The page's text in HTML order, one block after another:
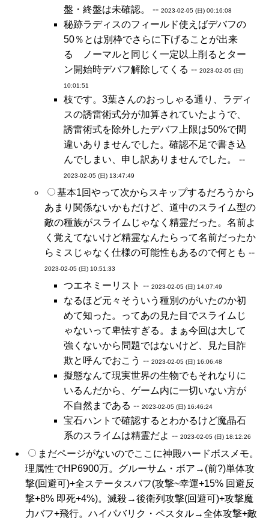
盤・終盤は未確認。 -- 2023-02-05 (日) 00:16:08
秘跡ラディスのフィールド使えばデバフの
50％とは別枠でさらに下げることが出来
る ノーマルと同じく一定以上削るとター
ン開始時デバフ解除してくる -- 2023-02-05 (日)
10:01:51
枝です。3葉さんのおっしゃる通り、ラディ
スの誘雷術式分が加算されていたようで、
誘雷術式を除外したデバフ上限は50%で間
違いありませんでした。確認不足で書き込
んでしまい、申し訳ありませんでした。 --
2023-02-05 (日) 13:47:49
基本1回やって次からスキップするだろうから
あまり関係ないかもだけど、道中のスライム型の
敵の種族がスライムじゃなく精霊だった。名前よ
く覚えてないけど精霊なんたらって名前だったか
らミスじゃなく仕様の可能性もあるので何とも --
2023-02-05 (日) 10:51:33
つエネミーリスト -- 2023-02-05 (日) 14:07:49
なるほど元々そういう種別のがいたのか初
めて知った。ってあの見た目でスライムじ
ゃないって卑怯すぎる。まぁ今回は大して
強くないから問題ではないけど、見た目詐
欺と呼んでおこう -- 2023-02-05 (日) 16:06:48
擬態なんて現実世界の生物でもそれなりに
いるんだから、ゲーム内に一切いない方が
不自然まである -- 2023-02-05 (日) 16:46:24
宝石ハントで確認するとわかるけど魔晶石
系のスライムは精霊だよ -- 2023-02-05 (日) 18:12:26
まだページがないのでここに神殿ハードボスメモ。
理属性でHP6900万。グルーサム・ボア→(前?)単体攻
撃(回避可)+全ステータスバフ(攻撃~幸運+15% 回避反
撃+8% 即死+4%)。滅殺→後衛列攻撃(回避可)+攻撃魔
力バフ+飛行。ハイパバリク・ペスタル→全体攻撃+敵